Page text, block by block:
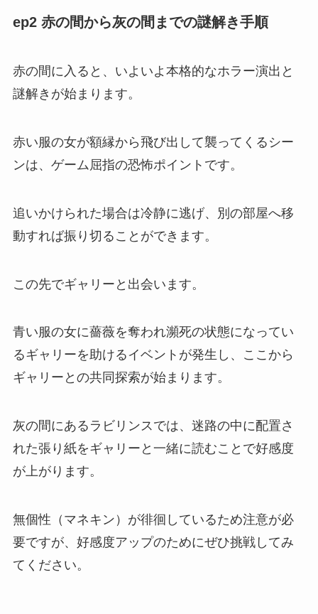
ep2 赤の間から灰の間までの謎解き手順
赤の間に入ると、いよいよ本格的なホラー演出と
謎解きが始まります。
赤い服の女が額縁から飛び出して襲ってくるシー
ンは、ゲーム屈指の恐怖ポイントです。
追いかけられた場合は冷静に逃げ、別の部屋へ移
動すれば振り切ることができます。
この先でギャリーと出会います。
青い服の女に薔薇を奪われ瀕死の状態になってい
るギャリーを助けるイベントが発生し、ここから
ギャリーとの共同探索が始まります。
灰の間にあるラビリンスでは、迷路の中に配置さ
れた張り紙をギャリーと一緒に読むことで好感度
が上がります。
無個性（マネキン）が徘徊しているため注意が必
要ですが、好感度アップのためにぜひ挑戦してみ
てください。